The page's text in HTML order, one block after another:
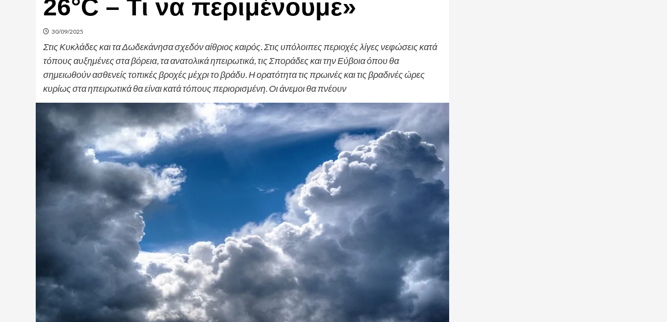
26°C – Τι να περιμένουμε»
30/09/2025
Στις Κυκλάδες και τα Δωδεκάνησα σχεδόν αίθριος καιρός. Στις υπόλοιπες περιοχές λίγες νεφώσεις κατά
τόπους αυξημένες στα βόρεια, τα ανατολικά ηπειρωτικά, τις Σποράδες και την Εύβοια όπου θα
σημειωθούν ασθενείς τοπικές βροχές μέχρι το βράδυ. Η ορατότητα τις πρωινές και τις βραδινές ώρες
κυρίως στα ηπειρωτικά θα είναι κατά τόπους περιορισμένη. Οι άνεμοι θα πνέουν